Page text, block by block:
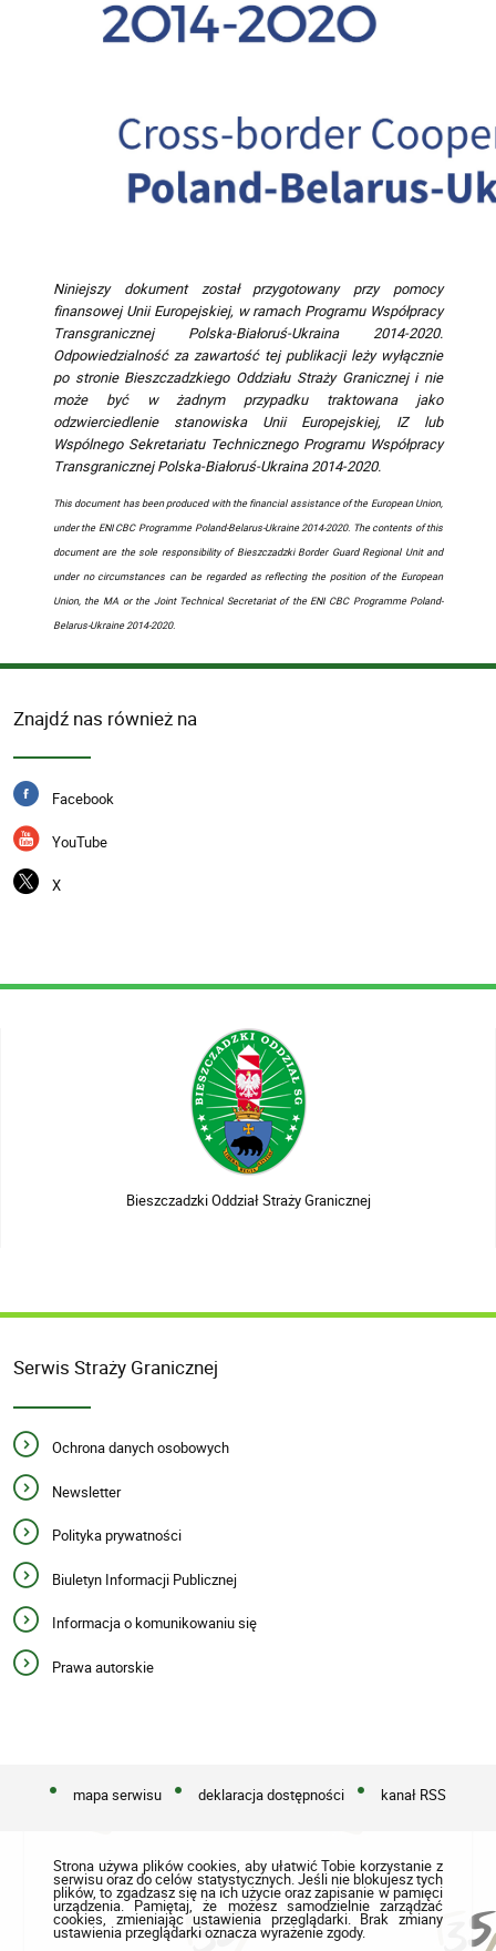
Niniejszy dokument został przygotowany przy pomocy
finansowej Unii Europejskiej, w ramach Programu Współpracy
Transgranicznej Polska-Białoruś-Ukraina 2014-2020.
Odpowiedzialność za zawartość tej publikacji leży wyłącznie
po stronie Bieszczadzkiego Oddziału Straży Granicznej i nie
może być w żadnym przypadku traktowana jako
odzwierciedlenie stanowiska Unii Europejskiej, IZ lub
Wspólnego Sekretariatu Technicznego Programu Współpracy
Transgranicznej Polska-Białoruś-Ukraina 2014-2020.
This document has been produced with the financial assistance of the European Union,
under the ENI CBC Programme Poland-Belarus-Ukraine 2014-2020. The contents of this
document are the sole responsibility of Bieszczadzki Border Guard Regional Unit and
under no circumstances can be regarded as reflecting the position of the European
Union, the MA or the Joint Technical Secretariat of the ENI CBC Programme Poland-
Belarus-Ukraine 2014-2020.
Znajdź nas również na
Facebook
YouTube
X
Bieszczadzki Oddział Straży Granicznej
Serwis Straży Granicznej
Ochrona danych osobowych
Newsletter
Polityka prywatności
Biuletyn Informacji Publicznej
Informacja o komunikowaniu się
Prawa autorskie
mapa serwisu deklaracja dostępności kanał RSS
Strona używa plików cookies, aby ułatwić Tobie korzystanie z
serwisu oraz do celów statystycznych. Jeśli nie blokujesz tych
plików, to zgadzasz się na ich użycie oraz zapisanie w pamięci
urządzenia. Pamiętaj, że możesz samodzielnie zarządzać
cookies, zmieniając ustawienia przeglądarki. Brak zmiany
ustawienia przeglądarki oznacza wyrażenie zgody.